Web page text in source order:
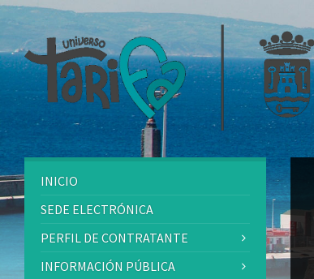
INICIO
SEDE ELECTRÓNICA
PERFIL DE CONTRATANTE
INFORMACIÓN PÚBLICA